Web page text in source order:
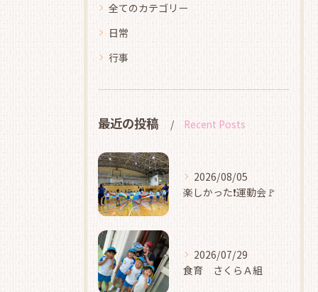
全てのカテゴリー
日常
行事
最近の投稿 Recent Posts
2026/08/05
楽しかった❗運動会🚩
2026/07/29
食育 さくらＡ組